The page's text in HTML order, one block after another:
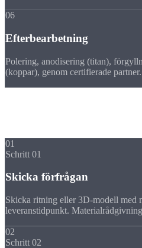
06
Efterbearbetning
Polering, anodisering (titan),
(koppar), genom certifierade partner.
01
Schritt 01
Skicka förfrågan
Skicka ritning eller 3D-modell med
leveranstidpunkt.
02
Schritt 02